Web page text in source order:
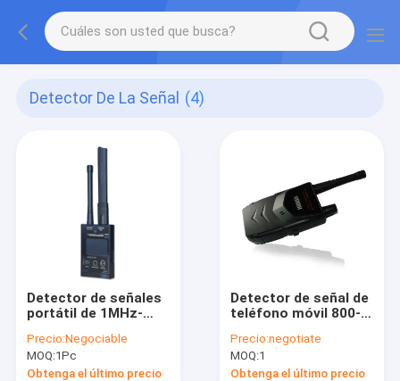
Detector De La Señal (4)
Detector de señales
portátil de 1MHz-
señales de teléfonos
móviles, GPS y
cámaras
Precio:Negociable
MOQ:1Pc
Obtenga el último precio
Detector de señal de
teléfono móvil 800-
2000MHz hasta 40
metros
Precio:negotiate
MOQ:1
Obtenga el último precio